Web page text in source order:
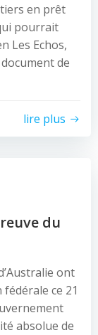
en prêt
pourrait
Les Echos,
de
lire plus
du
ont
ce 21
absolue de